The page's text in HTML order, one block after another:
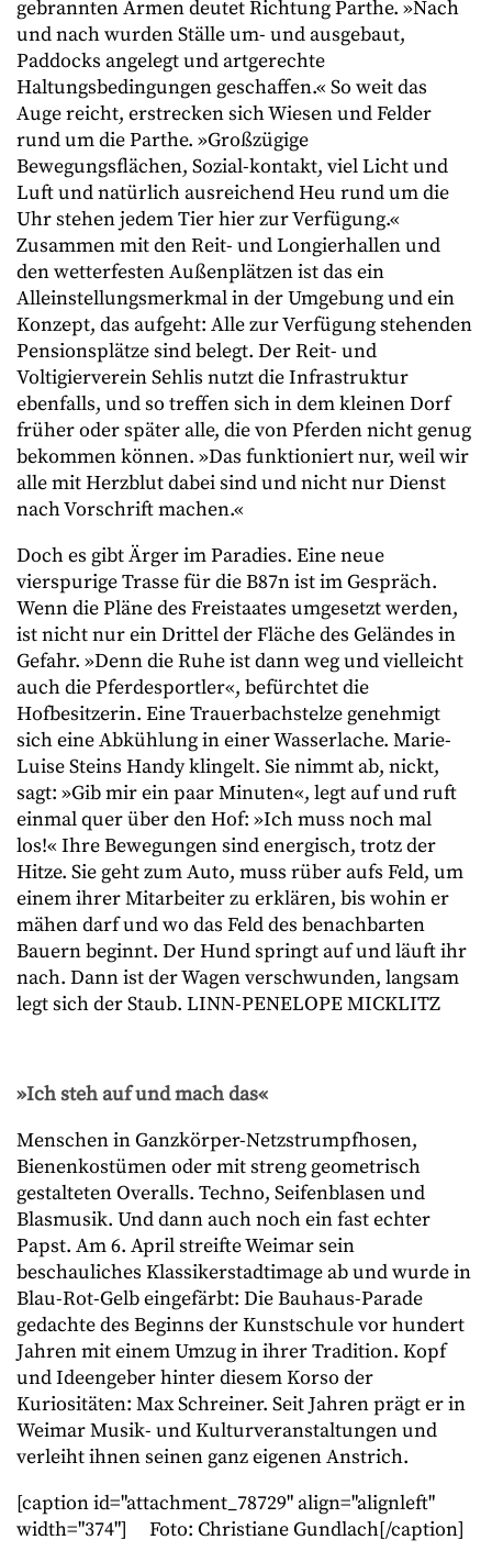
gebrannten Armen deutet Richtung Parthe. »Nach
und nach wurden Ställe um- und ausgebaut,
Paddocks angelegt und artgerechte
Haltungsbedingungen geschaffen.« So weit das
Auge reicht, erstrecken sich Wiesen und Felder
rund um die Parthe. »Großzügige
Bewegungsflächen, Sozial-kontakt, viel Licht und
Luft und natürlich ausreichend Heu rund um die
Uhr stehen jedem Tier hier zur Verfügung.«
Zusammen mit den Reit- und Longierhallen und
den wetterfesten Außenplätzen ist das ein
Alleinstellungsmerkmal in der Umgebung und ein
Konzept, das aufgeht: Alle zur Verfügung stehenden
Pensionsplätze sind belegt. Der Reit- und
Voltigierverein Sehlis nutzt die Infrastruktur
ebenfalls, und so treffen sich in dem kleinen Dorf
früher oder später alle, die von Pferden nicht genug
bekommen können. »Das funktioniert nur, weil wir
alle mit Herzblut dabei sind und nicht nur Dienst
nach Vorschrift machen.«
Doch es gibt Ärger im Paradies. Eine neue
vierspurige Trasse für die B87n ist im Gespräch.
Wenn die Pläne des Freistaates umgesetzt werden,
ist nicht nur ein Drittel der Fläche des Geländes in
Gefahr. »Denn die Ruhe ist dann weg und vielleicht
auch die Pferdesportler«, befürchtet die
Hofbesitzerin. Eine Trauerbachstelze genehmigt
sich eine Abkühlung in einer Wasserlache. Marie-
Luise Steins Handy klingelt. Sienimmt ab, nickt,
sagt: »Gib mir ein paar Minuten«, legt auf und ruft
einmal quer über den Hof: »Ich muss noch mal
los!« Ihre Bewegungen sind energisch, trotz der
Hitze. Sie geht zum Auto, muss rüber aufs Feld, um
einem ihrer Mitarbeiter zu erklären, bis wohin er
mähen darf und wo das Feld des benachbarten
Bauern beginnt. Der Hund springt auf und läuft ihr
nach. Dann ist der Wagen verschwunden, langsam
legt sich der Staub. LINN-PENELOPE MICKLITZ
»Ich steh auf und mach das«
Menschen in Ganzkörper-Netzstrumpfhosen,
Bienenkostümen oder mit streng geometrisch
gestalteten Overalls. Techno, Seifenblasen und
Blasmusik. Und dann auch noch ein fast echter
Papst. Am 6. April streifte Weimar sein
beschauliches Klassikerstadtimage ab und wurde in
Blau-Rot-Gelb eingefärbt: Die Bauhaus-Parade
gedachte des Beginns der Kunstschule vor hundert
Jahren mit einem Umzug in ihrer Tradition. Kopf
und Ideengeber hinter diesem Korso der
Kuriositäten: Max Schreiner. Seit Jahren prägt er in
Weimar Musik- und Kulturveranstaltungen und
verleiht ihnen seinen ganz eigenen Anstrich.
[caption id="attachment_78729" align="alignleft"
width="374"]
Foto: Christiane Gundlach[/caption]